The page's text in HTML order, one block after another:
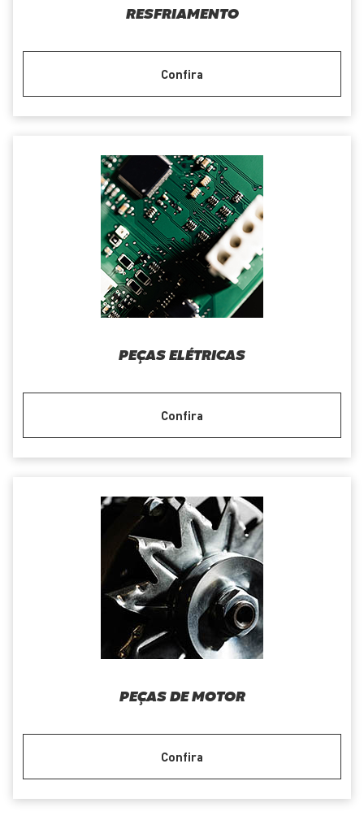
RESFRIAMENTO
Confira
PEÇAS ELÉTRICAS
Confira
PEÇAS DE MOTOR
Confira